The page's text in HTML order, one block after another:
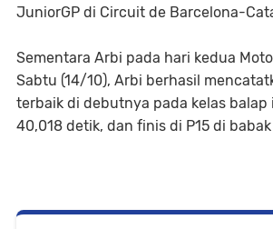
JuniorGP di Circuit de Barcelona-
Sementara Arbi pada hari kedua
Sabtu (14/10), Arbi berhasil
terbaik di debutnya pada kelas balap
40,018 detik, dan finis di P15 di